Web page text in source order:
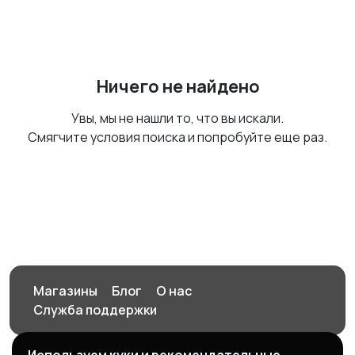
Ничего не найдено
Увы, мы не нашли то, что вы искали.
Смягчите условия поиска и попробуйте еще раз.
Магазины Блог
О нас
Служба поддержки